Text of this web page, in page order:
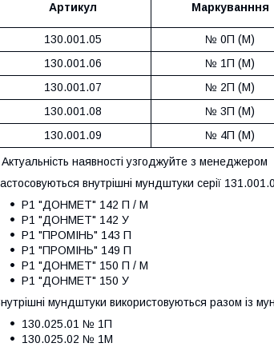
Артикул Маркуванння
130.001.05 № 0П (М)
130.001.06
№ 1П (М)
130.001.07
№ 2П (М)
130.001.08
№ 3П (М)
130.001.09
№ 4П (М)
наявності узгоджуйте з менеджером
внутрішні мундштуки серії
Р1 "ДОНМЕТ" 142 П / М
Р1 "ДОНМЕТ" 142 У
Р1 "ПРОМIНЬ" 143 П
Р1 "ПРОМIНЬ" 149 П
Р1 "ДОНМЕТ" 150 П / М
Р1 "ДОНМЕТ" 150 У
мундштуки використовуються разом із
130.025.01 № 1П
130.025.02 № 1М